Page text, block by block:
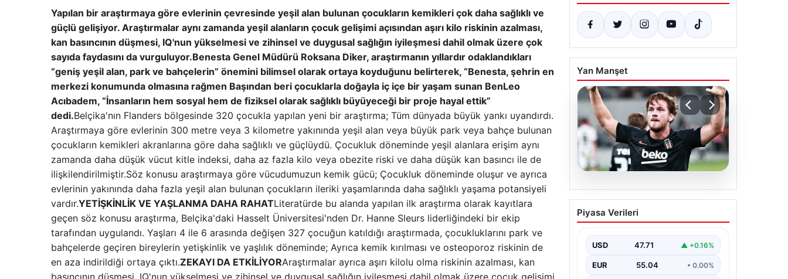
Yapılan bir araştırmaya göre evlerinin çevresinde yeşil alan bulunan çocukların kemikleri çok daha sağlıklı ve
güçlü gelişiyor. Araştırmalar aynı zamanda yeşil alanların çocuk gelişimi açısından aşırı kilo riskinin azalması,
kan basıncının düşmesi, IQ'nun yükselmesi ve zihinsel ve duygusal sağlığın iyileşmesi dahil olmak üzere çok
sayıda faydasını da vurguluyor.Benesta Genel Müdürü Roksana Diker, araştırmanın yıllardır odaklandıkları
“geniş yeşil alan, park ve bahçelerin” önemini bilimsel olarak ortaya koyduğunu belirterek, “Benesta, şehrin en
merkezi konumunda olmasına rağmen Başından beri çocuklarla doğayla iç içe bir yaşam sunan BenLeo
Acıbadem, “İnsanların hem sosyal hem de fiziksel olarak sağlıklı büyüyeceği bir proje hayal ettik”
dedi.Belçika'nın Flanders bölgesinde 320 çocukla yapılan yeni bir araştırma; Tüm dünyada büyük yankı uyandırdı.
Araştırmaya göre evlerinin 300 metre veya 3 kilometre yakınında yeşil alan veya büyük park veya bahçe bulunan
çocukların kemikleri akranlarına göre daha sağlıklı ve güçlüydü. Çocukluk döneminde yeşil alanlara erişim aynı
zamanda daha düşük vücut kitle indeksi, daha az fazla kilo veya obezite riski ve daha düşük kan basıncı ile de
ilişkilendirilmiştir.Söz konusu araştırmaya göre vücudumuzun kemik gücü; Çocukluk döneminde oluşur ve ayrıca
evlerinin yakınında daha fazla yeşil alan bulunan çocukların ileriki yaşamlarında daha sağlıklı yaşama potansiyeli
vardır.YETİŞKİNLİK VE YAŞLANMA DAHA RAHATLiteratürde bu alanda yapılan ilk araştırma olarak kayıtlara
geçen söz konusu araştırma, Belçika'daki Hasselt Üniversitesi'nden Dr. Hanne Sleurs liderliğindeki bir ekip
tarafından uygulandı. Yaşları 4 ile 6 arasında değişen 327 çocuğun katıldığı araştırmada, çocukluklarını park ve
bahçelerde geçiren bireylerin yetişkinlik ve yaşlılık döneminde; Ayrıca kemik kırılması ve osteoporoz riskinin de
en aza indirildiği ortaya çıktı.ZEKAYI DA ETKİLİYORAraştırmalar ayrıca aşırı kilolu olma riskinin azalması, kan
basıncının düşmesi, IQ'nun yükselmesi ve zihinsel ve duygusal sağlığın iyileşmesi dahil olmak üzere çocuk gelişimi
Yan Manşet
06.08.2026
(Özet) Hradec Kralove –
Beşiktaş Maçı Özeti ve
Piyasa Verileri
USD 47.71 ▲ +0.16%
EUR 55.04 • 0.00%